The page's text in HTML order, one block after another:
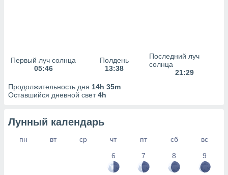
Первый луч солнца
05:46
Полдень
13:38
Последний луч
солнца
21:29
Продолжительность дня 14h 35m
Оставшийся дневной свет4h
Лунный календарь
пн вт ср чт пт сб
вс
6
7 8 9